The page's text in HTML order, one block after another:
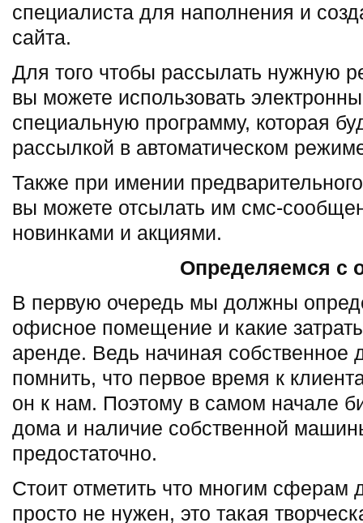
специалиста для наполнения и
сайта.
Для того чтобы рассылать нужную
вы можете использовать
специальную программу, которая
рассылкой в автоматическом
Также при имении
вы можете отсылать им смс-
новинками и акциями.
Определяемся с
В первую очередь мы должны
офисное помещение и какие
аренде. Ведь начиная
помнить, что первое время к
он к нам. Поэтому в самом начале
дома и наличие собственной
предостаточно.
Стоит отметить что многим сферам
просто не нужен, это такая